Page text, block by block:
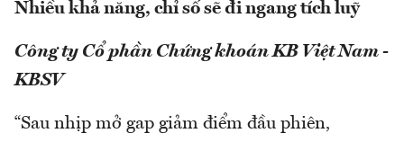
Nhiều khả năng, chỉ số sẽ đi ngang tích luỹ
Công ty Cổ phần Chứng khoán KB Việt Nam -
KBSV
“Sau nhịp mở gap giảm điểm đầu phiên,